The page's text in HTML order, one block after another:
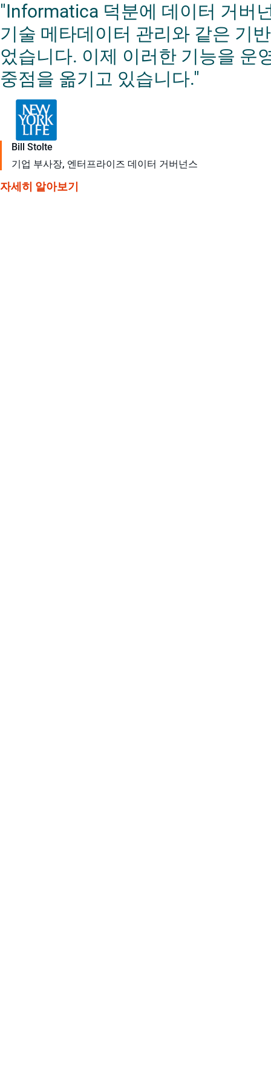
"Informatica 덕분에 데이터 거버
기술 메타데이터 관리와 같은 기
었습니다. 이제 이러한 기능을 운
중점을 옮기고 있습니다."
Bill Stolte
기업 부사장, 엔터프라이즈 데이터 거버넌스
자세히 알아보기